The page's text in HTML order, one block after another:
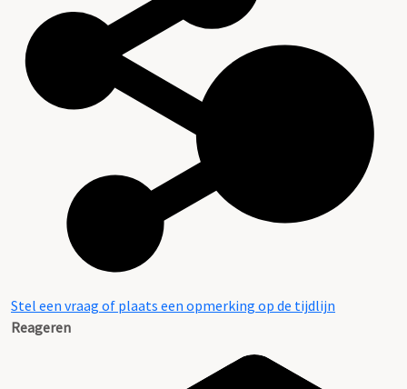
Stel een vraag of plaats een opmerking op de tijdlijn
Reageren